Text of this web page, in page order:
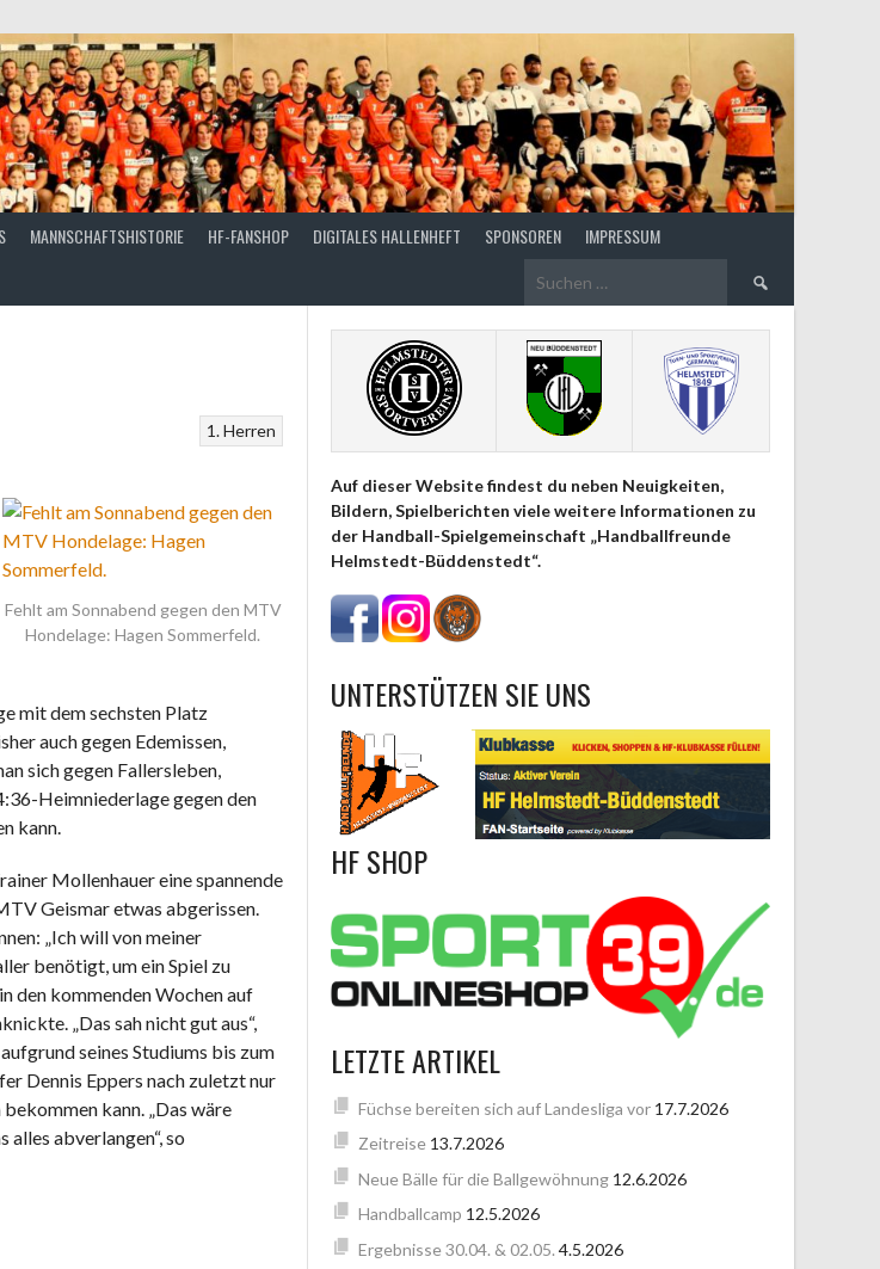
MANNSCHAFTSHISTORIE HF-FANSHOP DIGITALES HALLENHEFT SPONSOREN IMPRESSUM
Suchen
1. Herren
Fehlt am Sonnabend gegen den MTV
Hondelage: Hagen Sommerfeld.
mit dem sechsten Platz
auch gegen Edemissen,
sich gegen Fallersleben,
Heimniederlage gegen den
kann.
Mollenhauer eine spannende
Geismar etwas abgerissen.
„Ich will von meiner
benötigt, um ein Spiel zu
den kommenden Wochen auf
„Das sah nicht gut aus“,
seines Studiums bis zum
Dennis Eppers nach zuletzt nur
kann. „Das wäre
abverlangen“, so
Auf dieser Website findest du neben Neuigkeiten,
Bildern, Spielberichten viele weitere Informationen zu
der Handball-Spielgemeinschaft „Handballfreunde
Helmstedt-Büddenstedt“.
UNTERSTÜTZEN SIE UNS
HF SHOP
LETZTE ARTIKEL
Füchse bereiten sich auf Landesliga vor 17.7.2026
Zeitreise 13.7.2026
Neue Bälle für die Ballgewöhnung 12.6.2026
Handballcamp 12.5.2026
Ergebnisse 30.04. & 02.05. 4.5.2026